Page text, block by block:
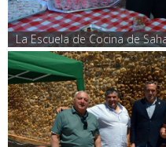
La Escuela de Cocina de